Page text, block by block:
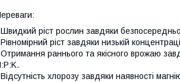
ріст рослин завдяки
ріст завдяки низькій
раннього та якісного врожаю
хлорозу завдяки наявності